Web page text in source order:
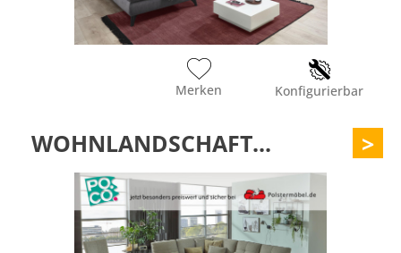
Merken Konfigurierbar
WOHNLANDSCHAFT... >